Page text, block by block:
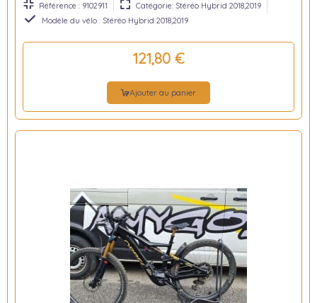
Référence : 9102911
Catégorie: Stéréo Hybrid 2018,2019
Modèle du vélo : Stéréo Hybrid 2018,2019
121,80 €
Ajouter au panier